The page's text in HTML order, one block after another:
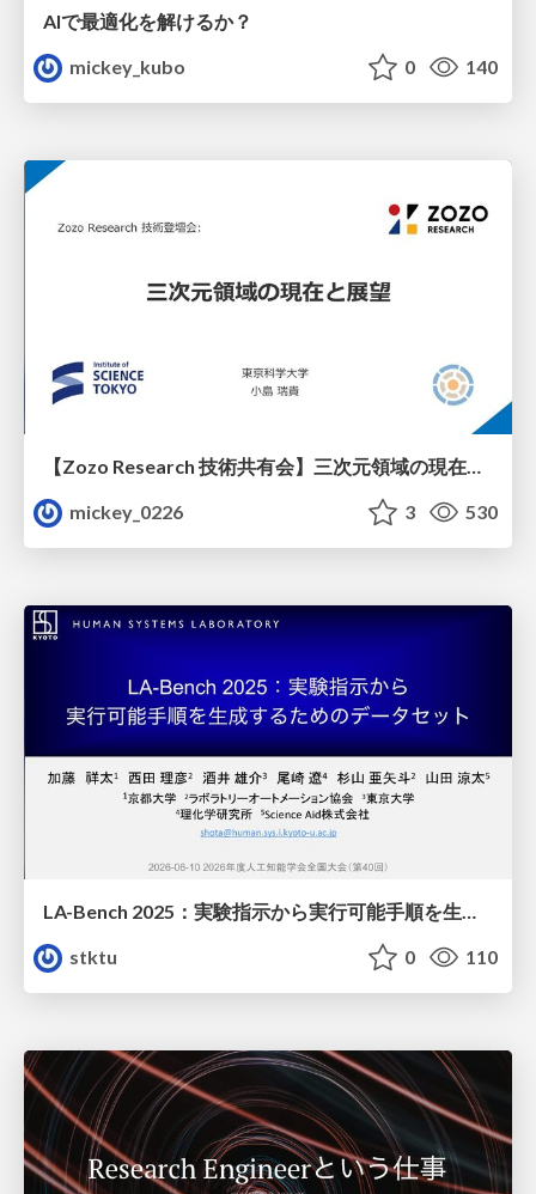
AIで最適化を解けるか？
mickey_kubo
0 140
【Zozo Research 技術共有会】三次元領域の現在と展望
mickey_0226
3 530
LA-Bench 2025：実験指示から 実行可能手順を生成するためのデータセット/LA-Bench 2025: A Dataset for Generating Executable Experimental Procedures from Experimental Instructions
stktu
0 110